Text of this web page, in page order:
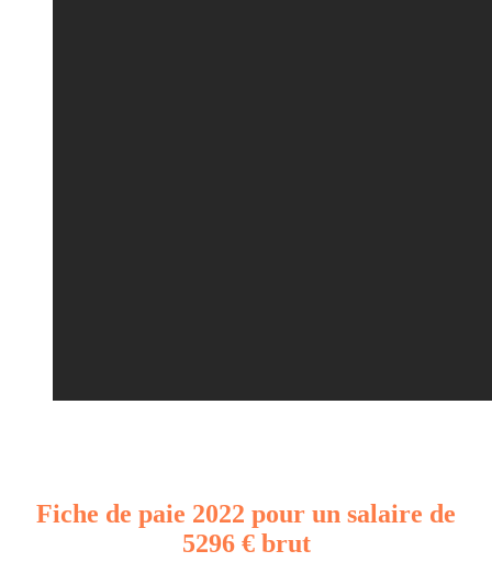
Fiche de paie 2022 pour un salaire de
5296 € brut